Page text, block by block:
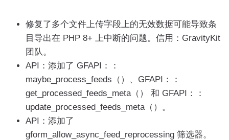
修复了多个文件上传字段上的无效数据可能导致条
目导出在 PHP 8+ 上中断的问题。信用：GravityKit
团队。
API：添加了 GFAPI：：
maybe_process_feeds（）、GFAPI：：
get_processed_feeds_meta（） 和 GFAPI：：
update_processed_feeds_meta（）。
API：添加了
gform_allow_async_feed_reprocessing 筛选器。